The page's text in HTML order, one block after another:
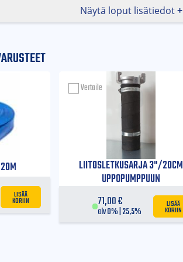
Näytä loput lisätiedot
LISÄÄ
KORIIN
LIITOSLETKUSARJA 3"/20CM
UPPOPUMPPUUN
71,00€
alv 0% | 25,5%
LISÄÄ
KORIIN
Vertaile